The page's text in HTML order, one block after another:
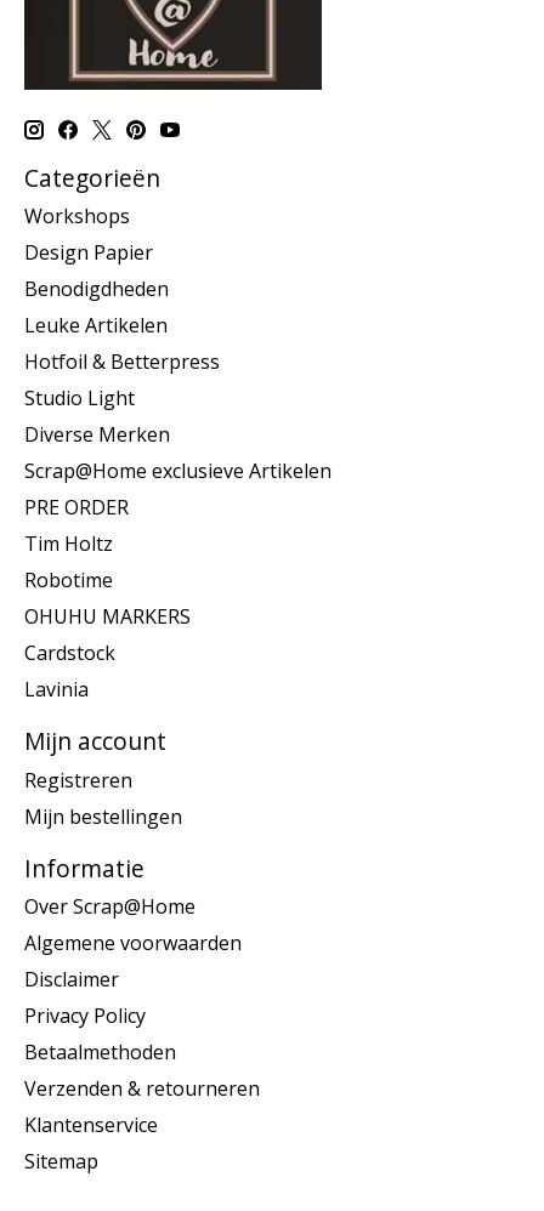
Categorieën
Workshops
Design Papier
Benodigdheden
Leuke Artikelen
Hotfoil & Betterpress
Studio Light
Diverse Merken
Scrap@Home exclusieve Artikelen
PRE ORDER
Tim Holtz
Robotime
OHUHU MARKERS
Cardstock
Lavinia
Mijn account
Registreren
Mijn bestellingen
Informatie
Over Scrap@Home
Algemene voorwaarden
Disclaimer
Privacy Policy
Betaalmethoden
Verzenden & retourneren
Klantenservice
Sitemap